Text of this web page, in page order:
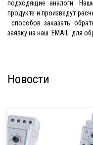
подходящие аналоги.
продукте и произведут
способов заказать
заявку на наш EMAIL для
Новости